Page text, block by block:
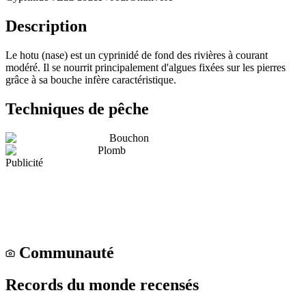
Description
Le hotu (nase) est un cyprinidé de fond des rivières à courant
modéré. Il se nourrit principalement d'algues fixées sur les pierres
grâce à sa bouche infère caractéristique.
Techniques de pêche
Bouchon
Plomb
Publicité
Communauté
Records du monde recensés